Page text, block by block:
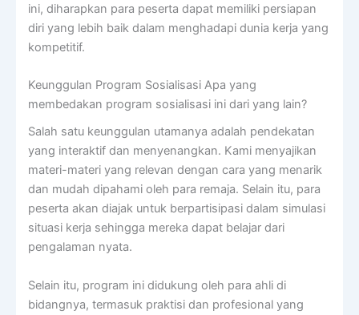
ini, diharapkan para peserta dapat memiliki persiapan
diri yang lebih baik dalam menghadapi dunia kerja yang
kompetitif.
Keunggulan Program Sosialisasi Apa yang
membedakan program sosialisasi ini dari yang lain?
Salah satu keunggulan utamanya adalah pendekatan
yang interaktif dan menyenangkan. Kami menyajikan
materi-materi yang relevan dengan cara yang menarik
dan mudah dipahami oleh para remaja. Selain itu, para
peserta akan diajak untuk berpartisipasi dalam simulasi
situasi kerja sehingga mereka dapat belajar dari
pengalaman nyata.
Selain itu, program ini didukung oleh para ahli di
bidangnya, termasuk praktisi dan profesional yang